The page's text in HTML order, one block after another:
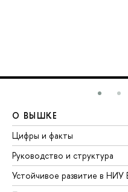
О ВЫШКЕ
Цифры и факты
Руководство и структура
Устойчивое развитие в